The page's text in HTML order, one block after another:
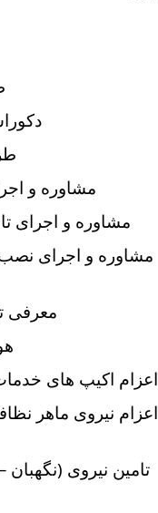
مشاوره و
مشاوره و اجرای
مشاوره و اجرای
معرفی
اعزام اکیپ های
اعزام نیروی ماهر
تامین نیروی